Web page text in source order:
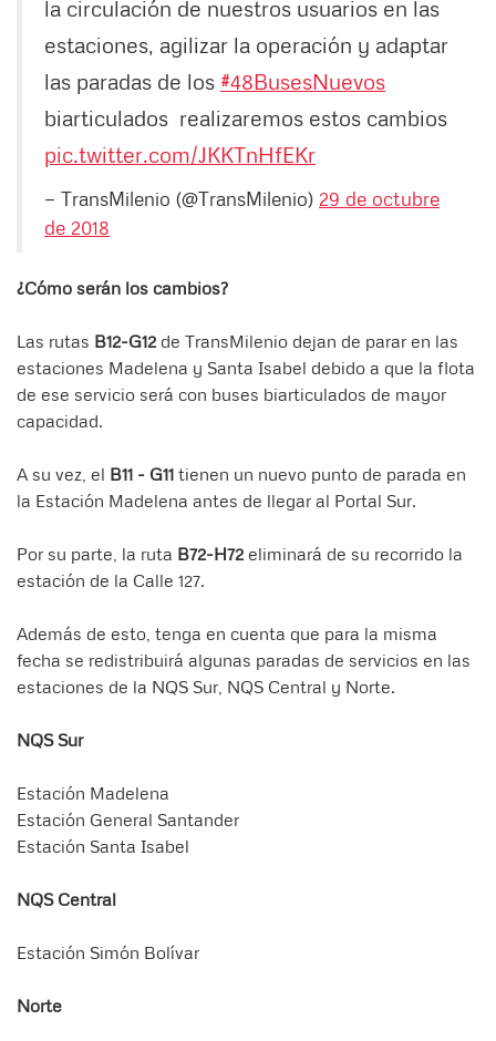
la circulación de nuestros usuarios en las
estaciones, agilizar la operación y adaptar
las paradas de los #48BusesNuevos
biarticulados realizaremos estos cambios
pic.twitter.com/JKKTnHfEKr
— TransMilenio (@TransMilenio) 29 de octubre
de 2018
¿Cómo serán los cambios?
Las rutas B12-G12 de TransMilenio dejan de parar en las
estaciones Madelena y Santa Isabel debido a que la flota
de ese servicio será con buses biarticulados de mayor
capacidad.
A su vez, el B11 - G11 tienen un nuevo punto de parada en
la Estación Madelena antes de llegar al Portal Sur.
Por su parte, la ruta B72-H72 eliminará de su recorrido la
estación de la Calle 127.
Además de esto, tenga en cuenta que para la misma
fecha se redistribuirá algunas paradas de servicios en las
estaciones de la NQS Sur, NQS Central y Norte.
NQS Sur
Estación Madelena
Estación General Santander
Estación Santa Isabel
NQS Central
Estación Simón Bolívar
Norte